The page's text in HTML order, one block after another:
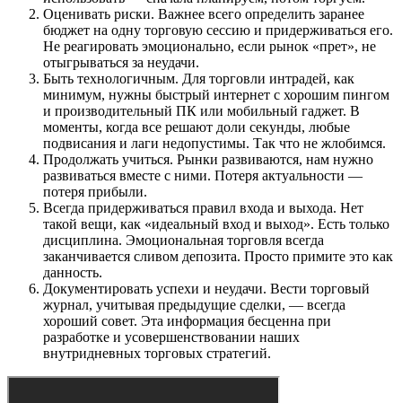
Оценивать риски. Важнее всего определить заранее
бюджет на одну торговую сессию и придерживаться его.
Не реагировать эмоционально, если рынок «прет», не
отыгрываться за неудачи.
Быть технологичным. Для торговли интрадей, как
минимум, нужны быстрый интернет с хорошим пингом
и производительный ПК или мобильный гаджет. В
моменты, когда все решают доли секунды, любые
подвисания и лаги недопустимы. Так что не жлобимся.
Продолжать учиться. Рынки развиваются, нам нужно
развиваться вместе с ними. Потеря актуальности —
потеря прибыли.
Всегда придерживаться правил входа и выхода. Нет
такой вещи, как «идеальный вход и выход». Есть только
дисциплина. Эмоциональная торговля всегда
заканчивается сливом депозита. Просто примите это как
данность.
Документировать успехи и неудачи. Вести торговый
журнал, учитывая предыдущие сделки, — всегда
хороший совет. Эта информация бесценна при
разработке и усовершенствовании наших
внутридневных торговых стратегий.